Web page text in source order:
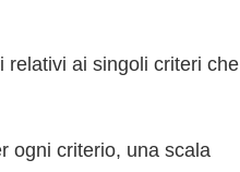
relativi ai singoli criteri che
ogni criterio, una scala